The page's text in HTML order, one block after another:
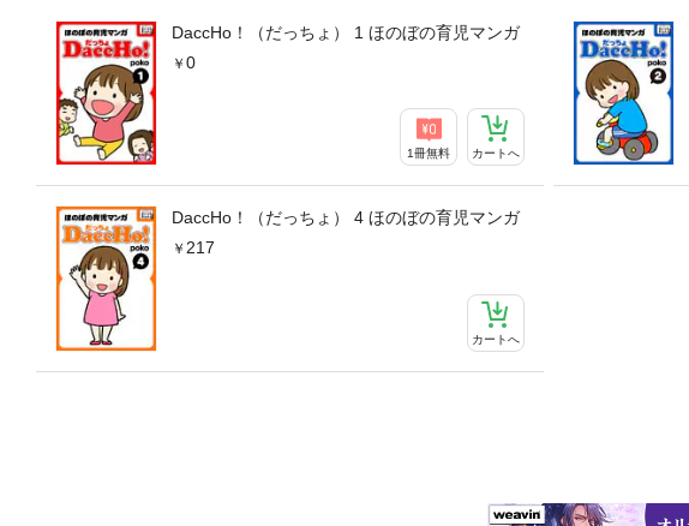
DaccHo！（だっちょ） 1 ほのぼの育児マンガ
0
1冊無料 カートへ
DaccHo！（だっちょ） 4 ほのぼの育児マンガ
217
カートへ